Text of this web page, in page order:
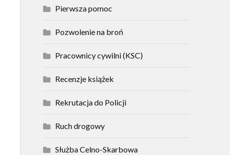
Pierwsza pomoc
Pozwolenie na broń
Pracownicy cywilni (KSC)
Recenzje książek
Rekrutacja do Policji
Ruch drogowy
Służba Celno-Skarbowa